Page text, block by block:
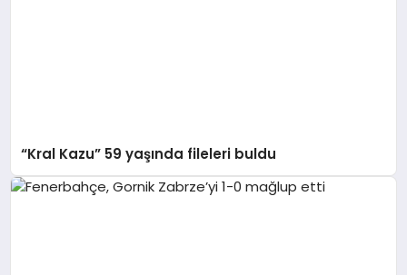
“Kral Kazu” 59 yaşında fileleri buldu